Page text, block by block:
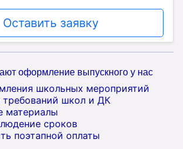
Оставить заявку
оформление выпускного у нас
школьных мероприятий
школ и ДК
материалы
сроков
поэтапной оплаты